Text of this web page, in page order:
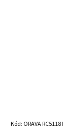
Kód: ORAVA